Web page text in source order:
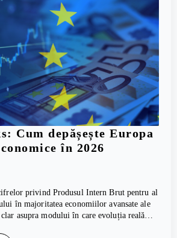
Cum depășește Europa
în 2026
privind Produsul Intern Brut pentru al
în majoritatea economiilor avansate ale
asupra modului în care evoluția reală…